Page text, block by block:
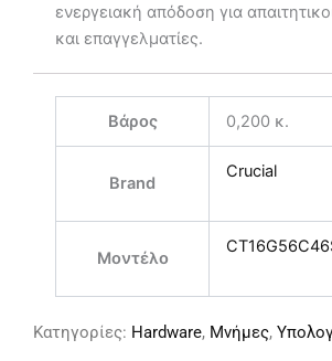
ενεργειακή απόδοση για
και επαγγελματίες.
Βάρος 0,200 κ.
Brand
Crucial
Μοντέλο
Κατηγορίες: Hardware, Μνήμες,